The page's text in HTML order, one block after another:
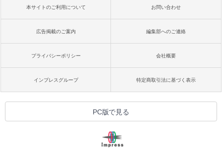
本サイトのご利用について お問い合わせ
広告掲載のご案内 編集部へのご連絡
プライバシーポリシー 会社概要
インプレスグループ 特定商取引法に基づく表示
PC版で見る